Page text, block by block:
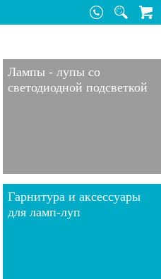
Лампы - лупы со
светодиодной подсветкой
Гарнитура и аксессуары
для ламп-луп